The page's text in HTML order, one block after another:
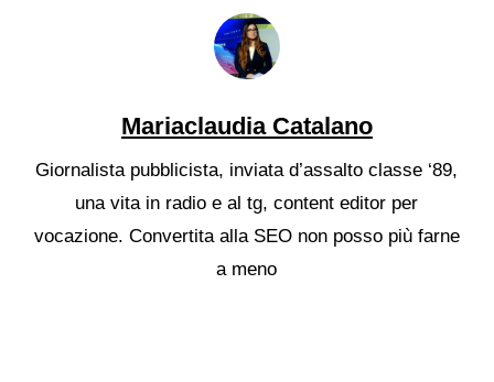
Mariaclaudia Catalano
Giornalista pubblicista, inviata d’assalto classe ‘89,
una vita in radio e al tg, content editor per
vocazione. Convertita alla SEO non posso più farne
a meno